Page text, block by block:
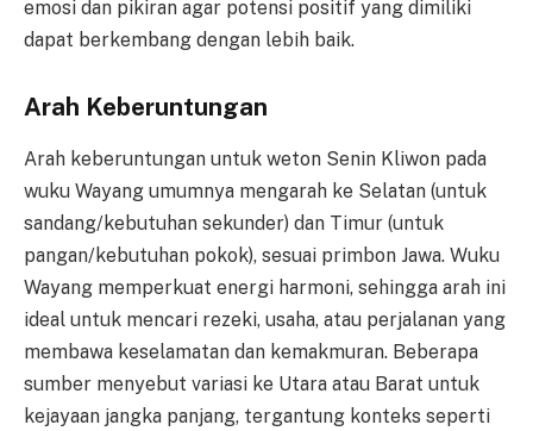
emosi dan pikiran agar potensi positif yang dimiliki
dapat berkembang dengan lebih baik.
Arah Keberuntungan
Arah keberuntungan untuk weton Senin Kliwon pada
wuku Wayang umumnya mengarah ke Selatan (untuk
sandang/kebutuhan sekunder) dan Timur (untuk
pangan/kebutuhan pokok), sesuai primbon Jawa. Wuku
Wayang memperkuat energi harmoni, sehingga arah ini
ideal untuk mencari rezeki, usaha, atau perjalanan yang
membawa keselamatan dan kemakmuran. Beberapa
sumber menyebut variasi ke Utara atau Barat untuk
kejayaan jangka panjang, tergantung konteks seperti